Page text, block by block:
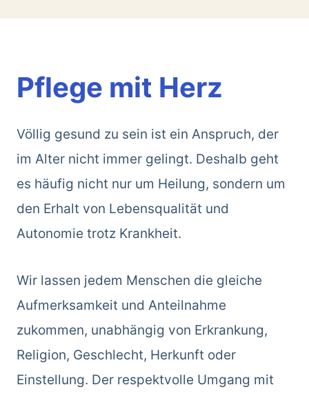
Pflege mit Herz
Völlig gesund zu sein ist ein Anspruch, der
im Alter nicht immer gelingt. Deshalb geht
es häufig nicht nur um Heilung, sondern um
den Erhalt von Lebensqualität und
Autonomie trotz Krankheit.
Wir lassen jedem Menschen die gleiche
Aufmerksamkeit und Anteilnahme
zukommen, unabhängig von Erkrankung,
Religion, Geschlecht, Herkunft oder
Einstellung. Der respektvolle Umgang mit